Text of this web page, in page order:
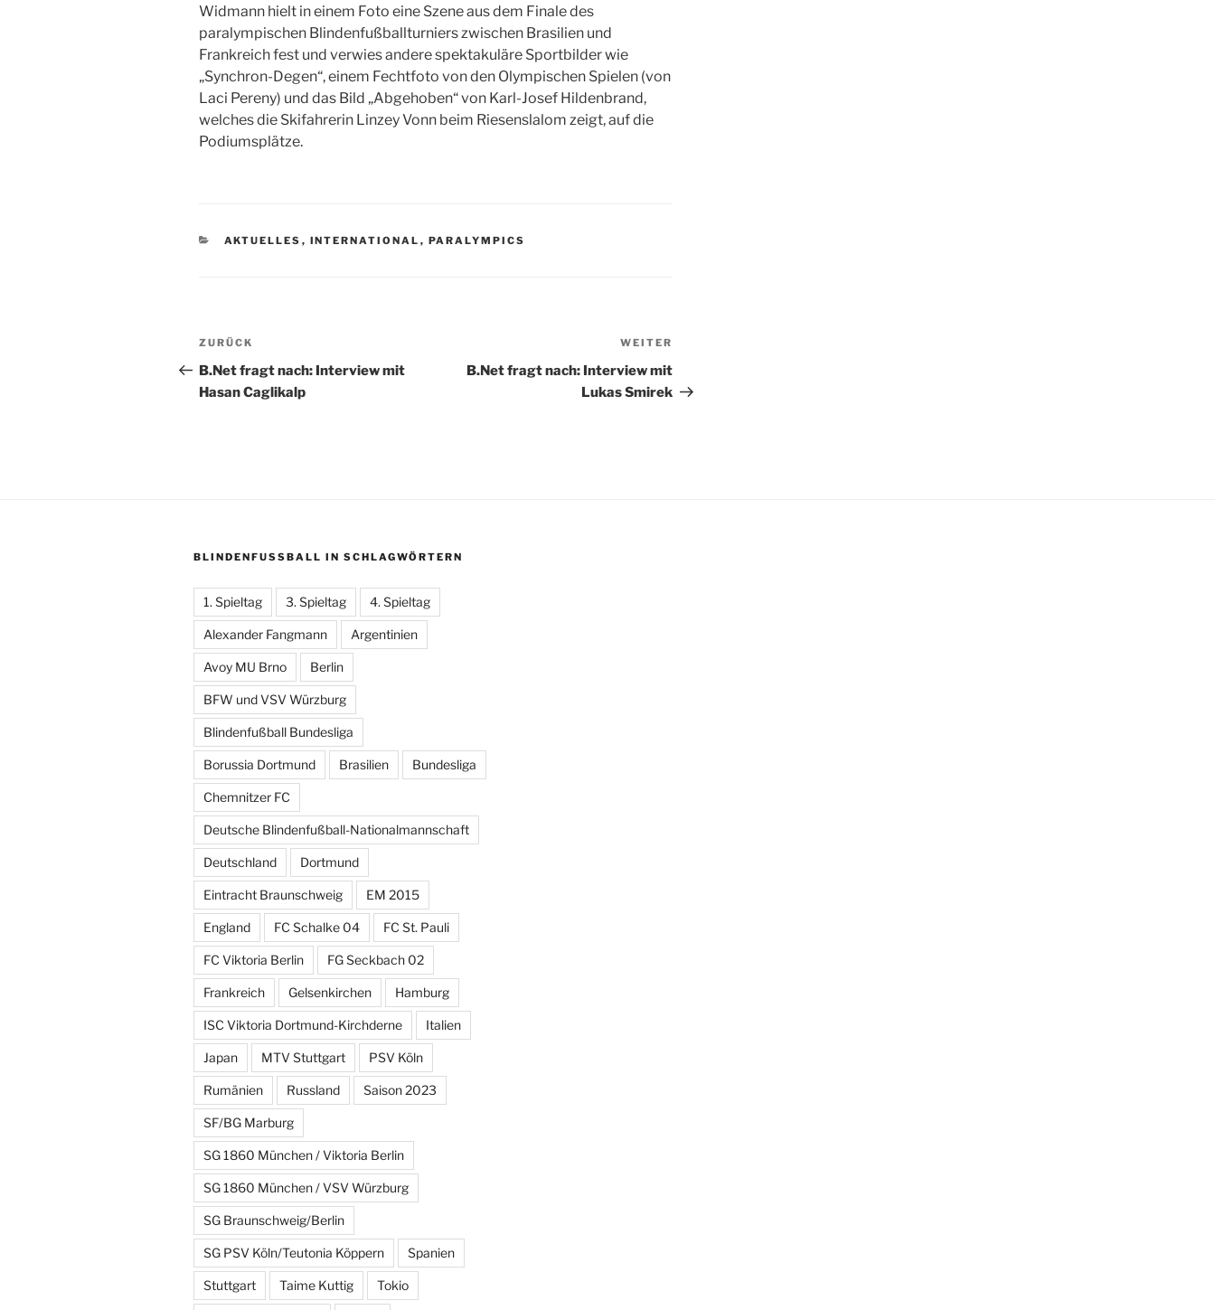
Widmann hielt in einem Foto eine Szene aus dem Finale des
paralympischen Blindenfußballturniers zwischen Brasilien und
Frankreich fest und verwies andere spektakuläre Sportbilder wie
„Synchron-Degen“, einem Fechtfoto von den Olympischen Spielen (von
Laci Pereny) und das Bild „Abgehoben“ von Karl-Josef Hildenbrand,
welches die Skifahrerin Linzey Vonn beim Riesenslalom zeigt, auf die
Podiumsplätze.
KATEGORIEN
AKTUELLES , INTERNATIONAL , PARALYMPICS
Beitragsnavigation
Vorheriger
Beitrag
ZURÜCK
B.Net fragt nach: Interview mit
Hasan Caglikalp
Beitrag
WEITER
B.Net fragt nach: Interview mit
Lukas Smirek
BLINDENFUSSBALL IN SCHLAGWÖRTERN
1. Spieltag 3. Spieltag 4. Spieltag
Alexander Fangmann Argentinien
Avoy MU Brno Berlin
BFW und VSV Würzburg
Blindenfußball Bundesliga
Borussia Dortmund Brasilien Bundesliga
Chemnitzer FC
Deutsche Blindenfußball-Nationalmannschaft
Deutschland Dortmund
Eintracht Braunschweig EM 2015
England FC Schalke 04 FC St. Pauli
FC Viktoria Berlin FG Seckbach 02
Frankreich Gelsenkirchen Hamburg
ISC Viktoria Dortmund-Kirchderne Italien
Japan MTV Stuttgart PSV Köln
Rumänien Russland Saison 2023
SF/BG Marburg
SG 1860 München / Viktoria Berlin
SG 1860 München / VSV Würzburg
SG Braunschweig/Berlin
SG PSV Köln/Teutonia Köppern Spanien
Stuttgart Taime Kuttig Tokio